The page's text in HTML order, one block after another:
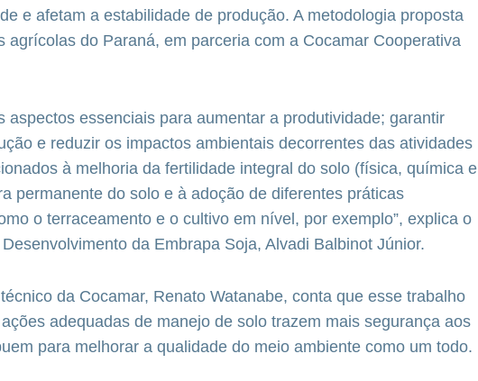
e afetam a estabilidade de produção. A metodologia proposta
agrícolas do Paraná, em parceria com a Cocamar Cooperativa
aspectos essenciais para aumentar a produtividade; garantir
e reduzir os impactos ambientais decorrentes das atividades
à melhoria da fertilidade integral do solo (física, química e
permanente do solo e à adoção de diferentes práticas
o terraceamento e o cultivo em nível, por exemplo”, explica o
da Embrapa Soja, Alvadi Balbinot Júnior.
da Cocamar, Renato Watanabe, conta que esse trabalho
adequadas de manejo de solo trazem mais segurança aos
para melhorar a qualidade do meio ambiente como um todo.